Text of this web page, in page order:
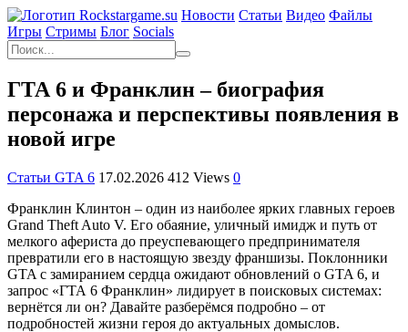
Новости Статьи Видео Файлы
Игры Cтримы Блог Socials
ГТА 6 и Франклин – биография
персонажа и перспективы появления в
новой игре
Статьи GTA 6 17.02.2026 412 Views 0
Франклин Клинтон – один из наиболее ярких главных героев
Grand Theft Auto V. Его обаяние, уличный имидж и путь от
мелкого афериста до преуспевающего предпринимателя
превратили его в настоящую звезду франшизы. Поклонники
GTA с замиранием сердца ожидают обновлений о GTA 6, и
запрос «ГТА 6 Франклин» лидирует в поисковых системах:
вернётся ли он? Давайте разберёмся подробно – от
подробностей жизни героя до актуальных домыслов.